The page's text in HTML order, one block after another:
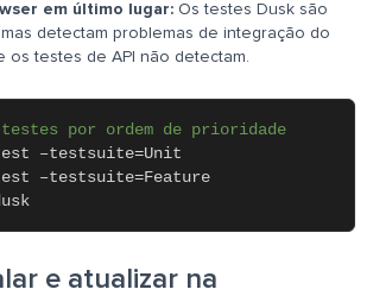
em último lugar: Os testes Dusk são
detectam problemas de integração do
os testes de API não detectam.
por ordem de prioridade
–testsuite=Unit
–testsuite=Feature
e atualizar na